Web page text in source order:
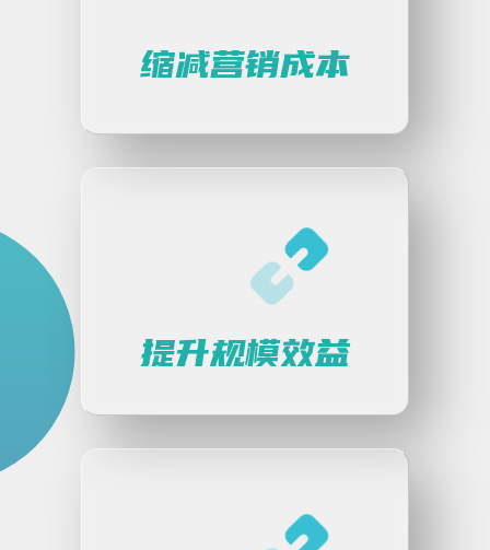
缩减营销成本
提升规模效益